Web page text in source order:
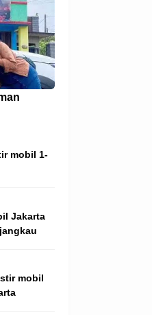
mobil 1-
Jakarta
mobil